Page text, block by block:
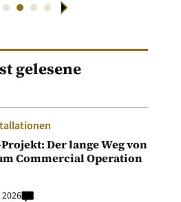
gelesene
Der lange Weg von
Commercial Operation